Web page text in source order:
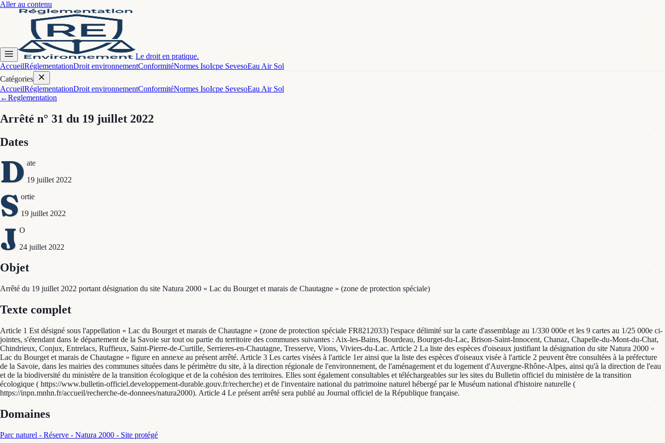
Aller au contenu
Le droit en pratique.
AccueilRéglementationDroit environnementConformitéNormes IsoIcpe SevesoEau Air Sol
Catégories
AccueilRéglementationDroit environnementConformitéNormes IsoIcpe SevesoEau Air Sol
←Reglementation
Arrêté n° 31 du 19 juillet 2022
Dates
D ate
19 juillet 2022
S ortie
19 juillet 2022
J O
24 juillet 2022
Objet
Arrêté du 19 juillet 2022 portant désignation du site Natura 2000 « Lac du Bourget et marais de Chautagne » (zone de protection spéciale)
Texte complet
Article 1 Est désigné sous l'appellation « Lac du Bourget et marais de Chautagne » (zone de protection spéciale FR8212033) l'espace délimité sur la carte d'assemblage au 1/330 000e et les 9 cartes au 1/25 000e ci-
jointes, s'étendant dans le département de la Savoie sur tout ou partie du territoire des communes suivantes : Aix-les-Bains, Bourdeau, Bourget-du-Lac, Brison-Saint-Innocent, Chanaz, Chapelle-du-Mont-du-Chat,
Chindrieux, Conjux, Entrelacs, Ruffieux, Saint-Pierre-de-Curtille, Serrieres-en-Chautagne, Tresserve, Vions, Viviers-du-Lac. Article 2 La liste des espèces d'oiseaux justifiant la désignation du site Natura 2000 «
Lac du Bourget et marais de Chautagne » figure en annexe au présent arrêté. Article 3 Les cartes visées à l'article 1er ainsi que la liste des espèces d'oiseaux visée à l'article 2 peuvent être consultées à la préfecture
de la Savoie, dans les mairies des communes situées dans le périmètre du site, à la direction régionale de l'environnement, de l'aménagement et du logement d'Auvergne-Rhône-Alpes, ainsi qu'à la direction de l'eau
et de la biodiversité du ministère de la transition écologique et de la cohésion des territoires. Elles sont également consultables et téléchargeables sur les sites du Bulletin officiel du ministère de la transition
écologique ( https://www.bulletin-officiel.developpement-durable.gouv.fr/recherche) et de l'inventaire national du patrimoine naturel hébergé par le Muséum national d'histoire naturelle (
https://inpn.mnhn.fr/accueil/recherche-de-donnees/natura2000). Article 4 Le présent arrêté sera publié au Journal officiel de la République française.
Domaines
Parc naturel - Réserve - Natura 2000 - Site protégé